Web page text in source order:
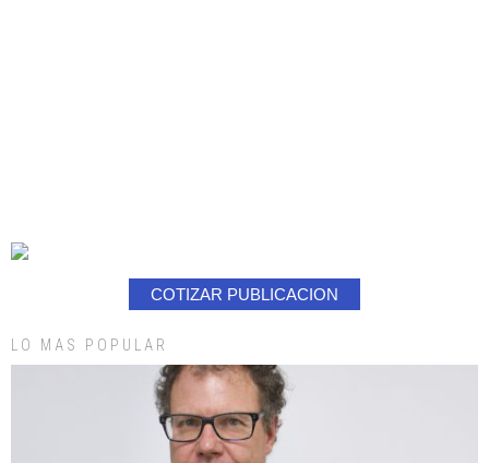
COTIZAR PUBLICACION
LO MAS POPULAR